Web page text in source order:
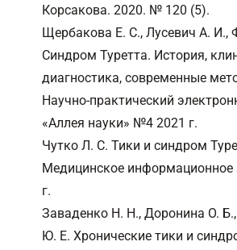
Корсакова. 2020. № 120 (5).
Щербакова Е. С., Лусевич А. И.,
Синдром Туретта. История,
диагностика, современные
Научно-практический
«Аллея науки» №4 2021 г.
Чутко Л. С. Тики и синдром
Медицинское информационное
г.
Заваденко Н. Н., Доронина О.
Ю. Е. Хронические тики и